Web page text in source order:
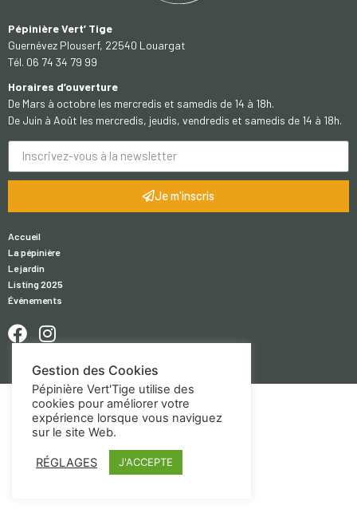
Pépinière Vert’ Tige
Guernévez Plouserf, 22540 Louargat
Tél. 06 74 34 79 99
Horaires d’ouverture
De Mars à octobre les mercredis et samedis de 14 à 18h.
De Juin à Août les mercredis, jeudis, vendredis et samedis de 14 à 18h.
Je m'inscris
Accueil
La pépinière
Le jardin
Listing 2025
Événements
Gestion des Cookies
Pépinière Vert'Tige utilise des
cookies pour améliorer votre
expérience lorsque vous naviguez
sur le site Web.
RÉGLAGES J'ACCEPTE